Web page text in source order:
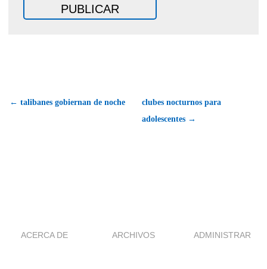
← talibanes gobiernan de noche
clubes nocturnos para
adolescentes →
ACERCA DE ARCHIVOS ADMINISTRAR